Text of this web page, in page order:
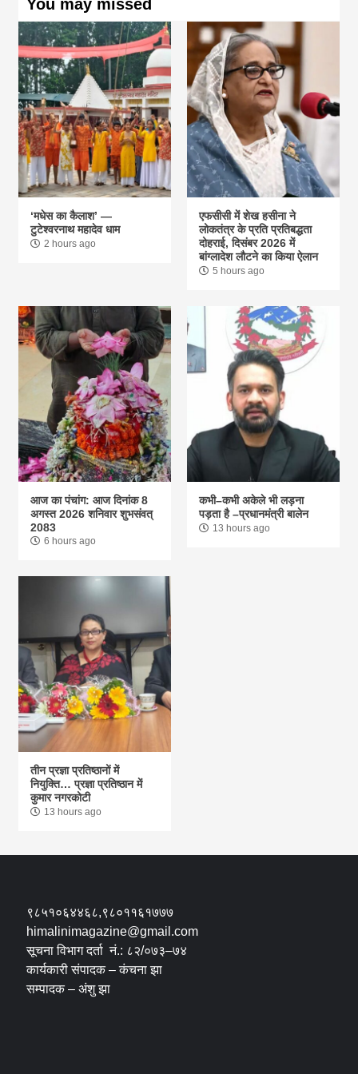
You may missed
‘मधेस का कैलाश’ —
टुटेश्वरनाथ महादेव धाम
2 hours ago
एफसीसी में शेख हसीना ने
लोकतंत्र के प्रति प्रतिबद्धता
दोहराई, दिसंबर 2026 में
बांग्लादेश लौटने का किया ऐलान
5 hours ago
आज का पंचांग: आज दिनांक 8
अगस्त 2026 शनिवार शुभसंवत्
2083
6 hours ago
कभी–कभी अकेले भी लड़ना
पड़ता है –प्रधानमंत्री बालेन
13 hours ago
तीन प्रज्ञा प्रतिष्ठानों में
नियुक्ति… प्रज्ञा प्रतिष्ठान में
कुमार नगरकोटी
13 hours ago
९८५१०६४४६८,९८०११६१७७७
himalinimagazine@gmail.com
सूचना विभाग दर्ता नं.: ८२/०७३–७४
कार्यकारी संपादक – कंचना झा
सम्पादक – अंशु झा